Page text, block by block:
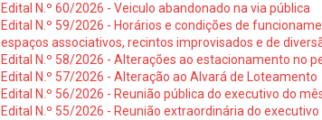
Edital N.º 60/2026 - Veiculo abandonado na via pública
Edital N.º 59/2026 - Horários e condições de
espaços associativos, recintos improvisados e de
Edital N.º 58/2026 - Alterações ao estacionamento no
Edital N.º 57/2026 - Alteração ao Alvará de Loteamento
Edital N.º 56/2026 - Reunião pública do executivo do
Edital N.º 55/2026 - Reunião extraordinária do